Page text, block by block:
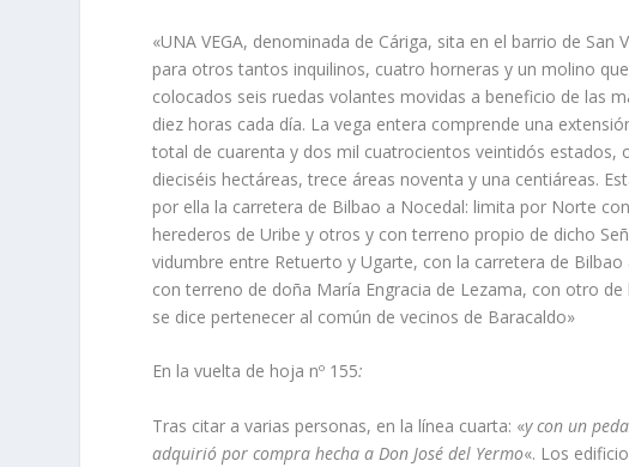
«UNA VEGA, denominada de Cáriga, sita en el barrio de
para otros tantos inquilinos, cuatro horneras y un molino
colocados seis rue­das volantes movidas a beneficio de las
diez horas cada dí­a. La vega entera com­prende una
total de cuarenta y dos mil cuatrocientos veintidós estados,
dieciséis hectáreas, trece áreas noventa y una centiáreas.
por ella la carretera de Bilbao a Nocedal: limita por Norte
herederos de Uribe y otros y con terreno pro­pio de dicho
vidumbre entre Retuerto y Ugarte, con la carretera de
con terreno de doña Marí­a Engracia de Lezama, con otro
se dice pertenecer al común de vecinos de Baracaldo»
En la vuelta de hoja nº 155:
Tras citar a varias personas, en la lí­nea cuarta: «y con un
adquirió por com­pra hecha a Don José del Yermo«. Los